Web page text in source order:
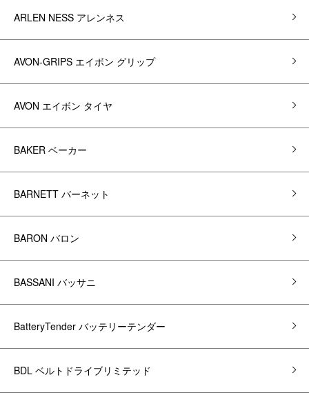
ARLEN NESS アレンネス
AVON-GRIPS エイボン グリップ
AVON エイボン タイヤ
BAKER ベーカー
BARNETT バーネット
BARON バロン
BASSANI バッサニ
BatteryTender バッテリーテンダー
BDL ベルトドライブリミテッド